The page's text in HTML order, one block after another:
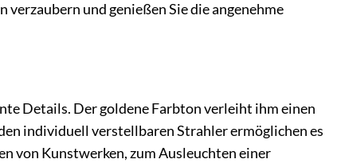
und genießen Sie die angenehme
Details. Der goldene Farbton verleiht ihm einen
individuell verstellbaren Strahler ermöglichen es
von Kunstwerken, zum Ausleuchten einer